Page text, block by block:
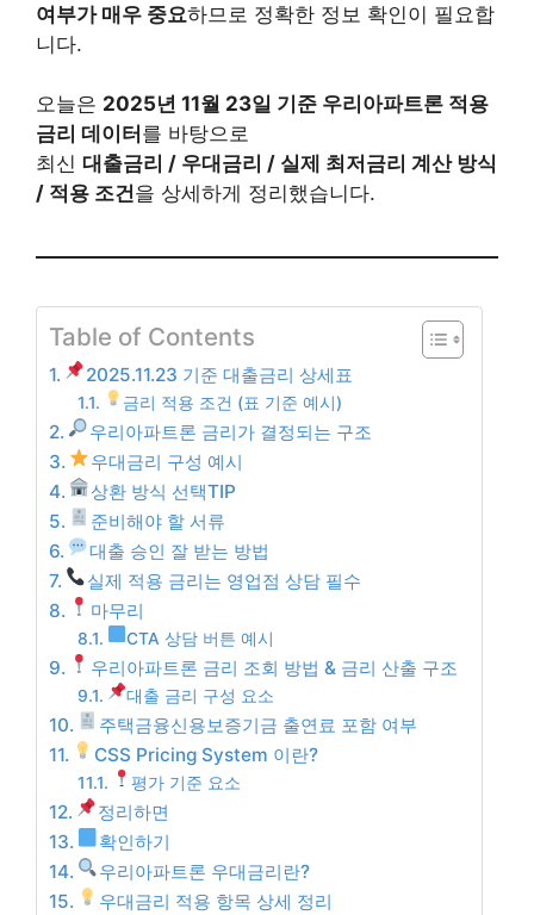
여부가 매우 중요하므로 정확한 정보 확인이 필요합
니다.
오늘은 2025년 11월 23일 기준 우리아파트론 적용
금리 데이터 를 바탕으로
최신 대출금리 / 우대금리 / 실제 최저금리 계산 방식
/ 적용 조건을 상세하게 정리했습니다.
Table of Contents
2025.11.23 기준 대출금리 상세표
금리 적용 조건 (표 기준 예시)
우리아파트론 금리가 결정되는 구조
우대금리 구성 예시
상환 방식 선택TIP
준비해야 할 서류
대출 승인 잘 받는 방법
실제 적용 금리는 영업점 상담 필수
마무리
CTA 상담 버튼 예시
우리아파트론 금리 조회 방법 & 금리 산출 구조
대출 금리 구성 요소
주택금융신용보증기금 출연료 포함 여부
CSS Pricing System 이란?
평가 기준 요소
정리하면
확인하기
우리아파트론 우대금리란?
우대금리 적용 항목 상세 정리